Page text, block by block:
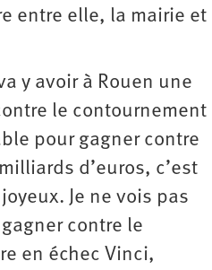
entre elle, la mairie et
y avoir à Rouen une
le contournement
pour gagner contre
d’euros, c’est
Je ne vois pas
contre le
en échec Vinci,